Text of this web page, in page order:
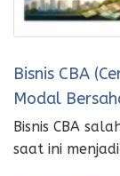
Bisnis CBA
Modal
Bisnis CBA
saat ini